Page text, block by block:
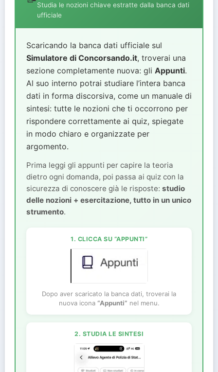
Studia le nozioni chiave estratte dalla banca dati
ufficiale
Scaricando la banca dati ufficiale sul
Simulatore di Concorsando.it, troverai una
sezione completamente nuova: gli Appunti.
Al suo interno potrai studiare l’intera banca
dati in forma discorsiva, come un manuale di
sintesi: tutte le nozioni che ti occorrono per
rispondere correttamente ai quiz, spiegate
in modo chiaro e organizzate per
argomento.
Prima leggi gli appunti per capire la teoria
dietro ogni domanda, poi passa ai quiz con la
sicurezza di conoscere già le risposte: studio
delle nozioni + esercitazione, tutto in un unico
strumento.
1. CLICCA SU “APPUNTI”
Dopo aver scaricato la banca dati, troverai la
nuova icona “Appunti” nel menu.
2. STUDIA LE SINTESI